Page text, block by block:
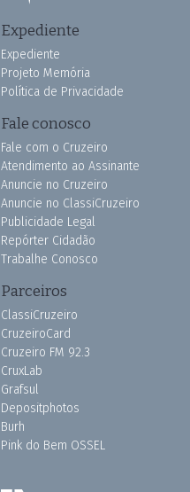
Expediente
Expediente
Projeto Memória
Política de Privacidade
Fale conosco
Fale com o Cruzeiro
Atendimento ao Assinante
Anuncie no Cruzeiro
Anuncie no ClassiCruzeiro
Publicidade Legal
Repórter Cidadão
Trabalhe Conosco
Parceiros
ClassiCruzeiro
CruzeiroCard
Cruzeiro FM 92.3
CruxLab
Grafsul
Depositphotos
Burh
Pink do Bem OSSEL